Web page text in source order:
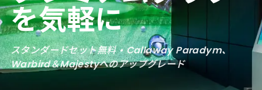
を気軽に
スタンダードセット無料 • Callaway Paradym、
Warbird＆Majestyへのアップグレード